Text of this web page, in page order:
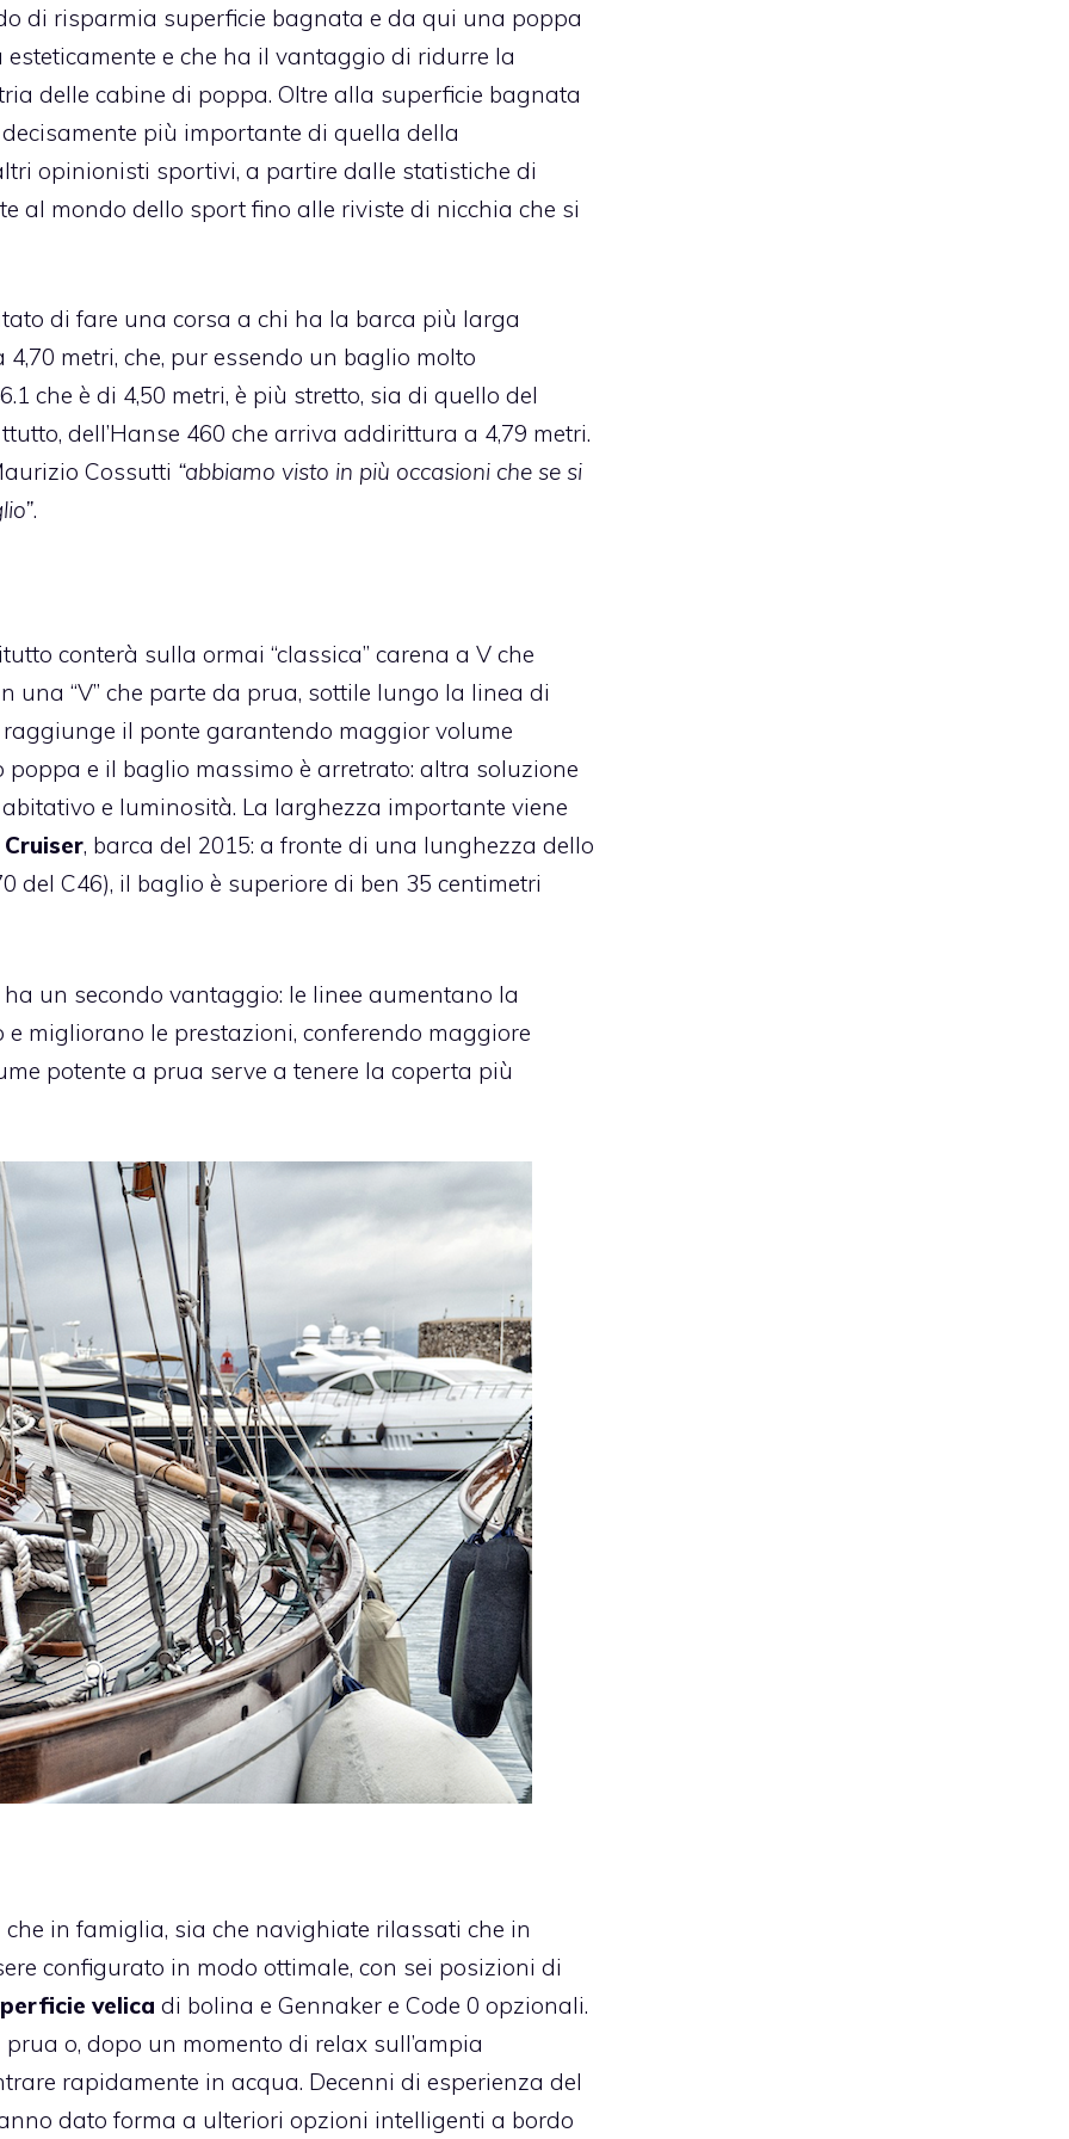
di risparmia superficie bagnata e da qui una poppa
e che ha il vantaggio di ridurre la
delle cabine di poppa. Oltre alla superficie bagnata
più importante di quella della
opinionisti sportivi, a partire dalle statistiche di
al mondo dello sport fino alle riviste di nicchia che si
di fare una corsa a chi ha la barca più larga
metri, che, pur essendo un baglio molto
che è di 4,50 metri, è più stretto, sia di quello del
dell’Hanse 460 che arriva addirittura a 4,79 metri.
Cossutti “abbiamo visto in più occasioni che se si
.
conterà sulla ormai “classica” carena a V che
una “V” che parte da prua, sottile lungo la linea di
il ponte garantendo maggior volume
e il baglio massimo è arretrato: altra soluzione
e luminosità. La larghezza importante viene
, barca del 2015: a fronte di una lunghezza dello
del C46), il baglio è superiore di ben 35 centimetri
un secondo vantaggio: le linee aumentano la
migliorano le prestazioni, conferendo maggiore
potente a prua serve a tenere la coperta più
in famiglia, sia che navighiate rilassati che in
configurato in modo ottimale, con sei posizioni di
velica di bolina e Gennaker e Code 0 opzionali.
o, dopo un momento di relax sull’ampia
rapidamente in acqua. Decenni di esperienza del
dato forma a ulteriori opzioni intelligenti a bordo